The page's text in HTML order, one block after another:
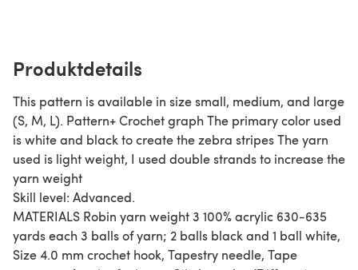
Produktdetails
This pattern is available in size small, medium, and large
(S, M, L). Pattern+ Crochet graph The primary color used
is white and black to create the zebra stripes The yarn
used is light weight, I used double strands to increase the
yarn weight
Skill level: Advanced.
MATERIALS Robin yarn weight 3 100% acrylic 630-635
yards each 3 balls of yarn; 2 balls black and 1 ball white,
Size 4.0 mm crochet hook, Tapestry needle, Tape